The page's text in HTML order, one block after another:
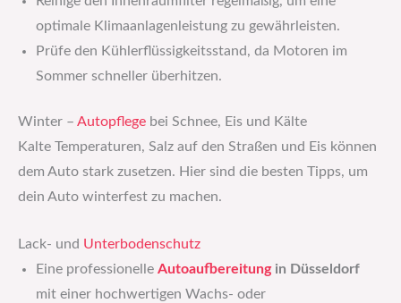
optimale Klimaanlagenleistung zu gewährleisten.
Prüfe den Kühlerflüssigkeitsstand, da Motoren im
Sommer schneller überhitzen.
Winter – Autopflege bei Schnee, Eis und Kälte
Kalte Temperaturen, Salz auf den Straßen und Eis können
dem Auto stark zusetzen. Hier sind die besten Tipps, um
dein Auto winterfest zu machen.
Lack- und Unterbodenschutz
Eine professionelle Autoaufbereitungin Düsseldorf
mit einer hochwertigen Wachs- oder